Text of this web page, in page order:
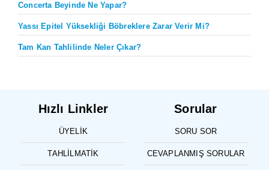
Concerta Beyinde Ne Yapar?
Yassı Epitel Yüksekliği Böbreklere Zarar Verir Mi?
Tam Kan Tahlilinde Neler Çıkar?
Hızlı Linkler
ÜYELIK
TAHLILMATIK
Sorular
SORU SOR
CEVAPLANMIŞ SORULAR